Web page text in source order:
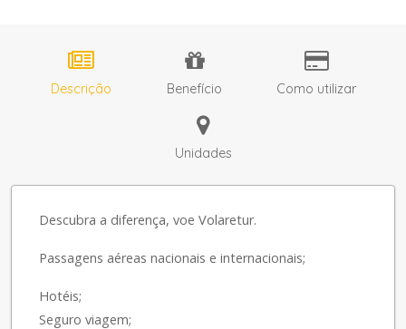
Descrição Benefício Como utilizar
Unidades
Descubra a diferença, voe Volaretur.
Passagens aéreas nacionais e internacionais;
Hotéis;
Seguro viagem;